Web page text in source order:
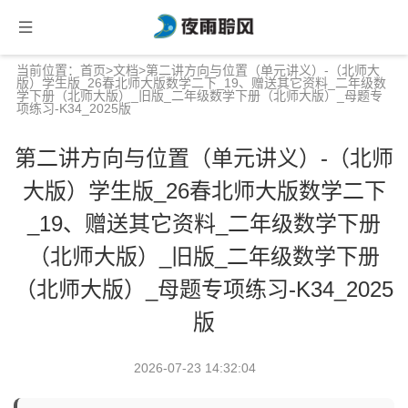
当前位置： 首页>文档>第二讲方向与位置（单元讲义）-（北师大
版）学生版_26春北师大版数学二下_19、赠送其它资料_二年级数
学下册（北师大版）_旧版_二年级数学下册（北师大版）_母题专
项练习-K34_2025版
第二讲方向与位置（单元讲义）-（北师
大版）学生版_26春北师大版数学二下
_19、赠送其它资料_二年级数学下册
（北师大版）_旧版_二年级数学下册
（北师大版）_母题专项练习-K34_2025
版
2026-07-23 14:32:04